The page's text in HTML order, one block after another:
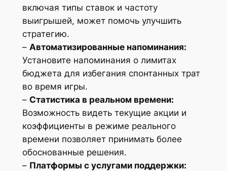
включая типы ставок и частоту
выигрышей, может помочь улучшить
стратегию.
– Автоматизированные напоминания:
Установите напоминания о лимитах
бюджета для избегания спонтанных трат
во время игры.
– Статистика в реальном времени:
Возможность видеть текущие акции и
коэффициенты в режиме реального
времени позволяет принимать более
обоснованные решения.
– Платформы с услугами поддержки: